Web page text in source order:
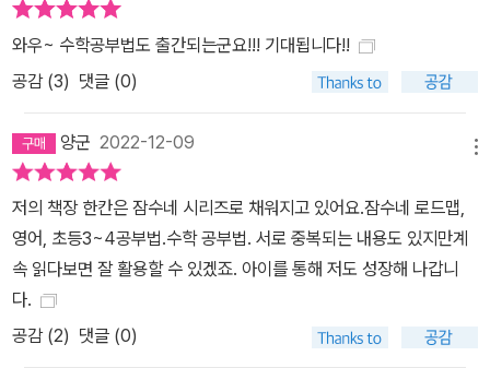
풀어보고, 엄마들이 검증해 이대로만 공부해도 확실한 효과를 얻을
수 있는 핵심자료라고 할 수 있다. 잠수네 커가는 아이들 www.jams
une.com 대한민국을 대표하는 교육정보 사이트. 1999년 ‘자녀교육
에 열과 성을 다하는 이 땅의 모든 부모를 위하여’라는 기치 아래 문을
열었다. 유료 사이트이지만 자녀교육에 조금이라도 관심 있다면 모르
는 사람이 없을 정도로 명성과 공신력을 쌓아온 ‘교육정보와 노하우
의 보고’이다. 미취학 연령대부터 고등학생 때까지 자녀의 성장단계
별 다양한 학습 과제에 직면하여 부모가 실질적이고 효율적인 역할을
할 수 있도록 돕는 획기적인 교육 콘텐츠로 각광받고 있다. 무엇보다
도 변화하는 교육제도와 인재상에 민감하게 대응하는 정보력과 기본
에 충실한 노하우 집적으로 “교육정보 일등 사이트”라는 부동의 명예
와우~ 수학공부법도 출간되는군요!!! 기대됩니다!!
공감 (3) 댓글 (0)
양군 2022-12-09
저의 책장 한칸은 잠수네 시리즈로 채워지고 있어요.잠수네 로드맵,
영어, 초등3~4공부법.수학 공부법. 서로 중복되는 내용도 있지만계
속 읽다보면 잘 활용할 수 있겠죠. 아이를 통해 저도 성장해 나갑니
다.
공감 (2) 댓글 (0)